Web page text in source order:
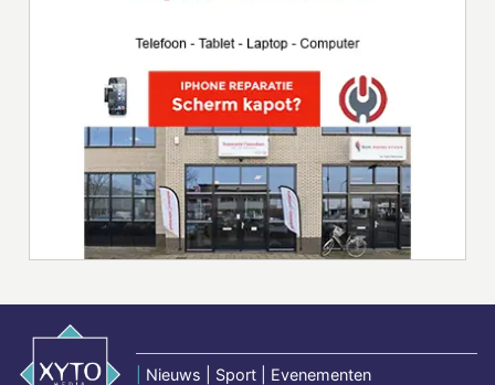
Nieuws | Sport | Evenementen